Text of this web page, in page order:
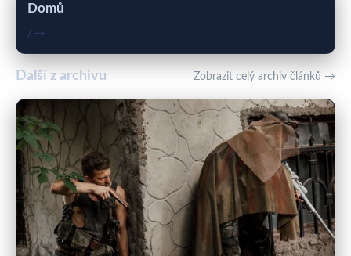
Domů
/ →
Další z archivu Zobrazit celý archiv článků →